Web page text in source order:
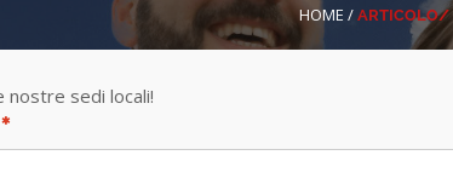
HOME / ARTICOLO/
nostre sedi locali!